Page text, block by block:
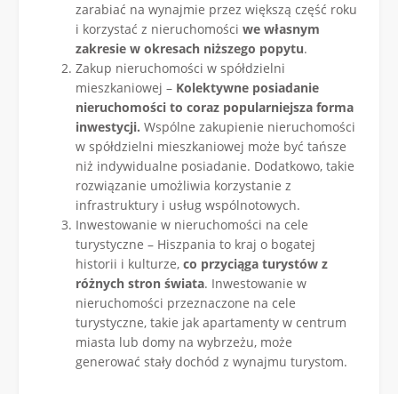
zarabiać na wynajmie przez większą część roku
i korzystać z nieruchomości we własnym
zakresie w okresach niższego popytu.
Zakup nieruchomości w spółdzielni
mieszkaniowej – Kolektywne posiadanie
nieruchomości to coraz popularniejsza forma
inwestycji. Wspólne zakupienie nieruchomości
w spółdzielni mieszkaniowej może być tańsze
niż indywidualne posiadanie. Dodatkowo, takie
rozwiązanie umożliwia korzystanie z
infrastruktury i usług wspólnotowych.
Inwestowanie w nieruchomości na cele
turystyczne – Hiszpania to kraj o bogatej
historii i kulturze, co przyciąga turystów z
różnych stron świata. Inwestowanie w
nieruchomości przeznaczone na cele
turystyczne, takie jak apartamenty w centrum
miasta lub domy na wybrzeżu, może
generować stały dochód z wynajmu turystom.